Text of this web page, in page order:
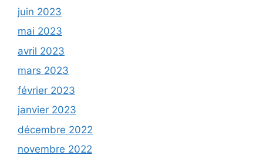
juin 2023
mai 2023
avril 2023
mars 2023
février 2023
janvier 2023
décembre 2022
novembre 2022